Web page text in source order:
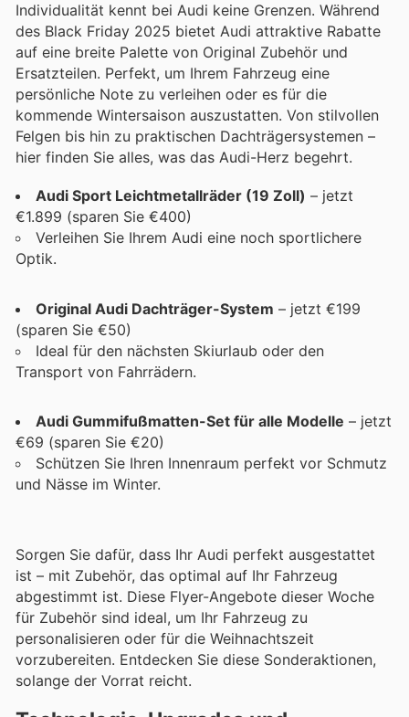
Individualität kennt bei Audi keine Grenzen. Während
des Black Friday 2025 bietet Audi attraktive Rabatte
auf eine breite Palette von Original Zubehör und
Ersatzteilen. Perfekt, um Ihrem Fahrzeug eine
persönliche Note zu verleihen oder es für die
kommende Wintersaison auszustatten. Von stilvollen
Felgen bis hin zu praktischen Dachträgersystemen –
hier finden Sie alles, was das Audi-Herz begehrt.
Audi Sport Leichtmetallräder (19 Zoll) – jetzt
€1.899 (sparen Sie €400)
Verleihen Sie Ihrem Audi eine noch sportlichere
Optik.
Original Audi Dachträger-System – jetzt €199
(sparen Sie €50)
Ideal für den nächsten Skiurlaub oder den
Transport von Fahrrädern.
Audi Gummifußmatten-Set für alle Modelle – jetzt
€69 (sparen Sie €20)
Schützen Sie Ihren Innenraum perfekt vor Schmutz
und Nässe im Winter.
Sorgen Sie dafür, dass Ihr Audi perfekt ausgestattet
ist – mit Zubehör, das optimal auf Ihr Fahrzeug
abgestimmt ist. Diese Flyer-Angebote dieser Woche
für Zubehör sind ideal, um Ihr Fahrzeug zu
personalisieren oder für die Weihnachtszeit
vorzubereiten. Entdecken Sie diese Sonderaktionen,
solange der Vorrat reicht.